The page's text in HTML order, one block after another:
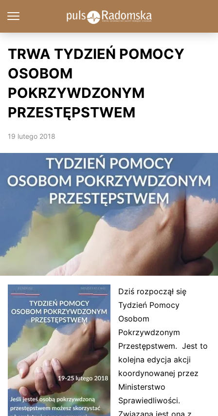
TRWA TYDZIEŃ POMOCY
OSOBOM
POKRZYWDZONYM
PRZESTĘPSTWEM
19 lutego 2018
Dziś rozpoczął się
Tydzień Pomocy
Osobom
Pokrzywdzonym
Przestępstwem. Jest to
kolejna edycja akcji
koordynowanej przez
Ministerstwo
Sprawiedliwości.
Związana jest ona z